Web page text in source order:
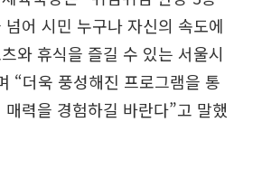
어 시민 누구나 자신의 속도에
와 휴식을 즐길 수 있는 서울시
“더욱 풍성해진 프로그램을 통
력을 경험하길 바란다”고 말했